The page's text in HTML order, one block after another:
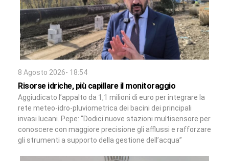
8 Agosto 2026- 18:54
Risorse idriche, più capillare il monitoraggio
Aggiudicato l’appalto da 1,1 milioni di euro per integrare la
rete meteo-idro-pluviometrica dei bacini dei principali
invasi lucani. Pepe: “Dodici nuove stazioni multisensore per
conoscere con maggiore precisione gli afflussi e rafforzare
gli strumenti a supporto della gestione dell’acqua”